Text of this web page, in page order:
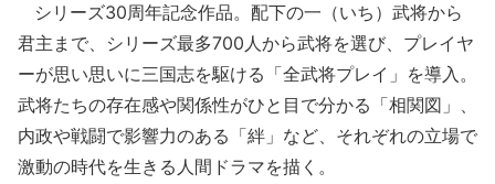
シリーズ30周年記念作品。配下の一（いち）武将から
君主まで、シリーズ最多700人から武将を選び、プレイヤ
ーが思い思いに三国志を駆ける「全武将プレイ」を導入。
武将たちの存在感や関係性がひと目で分かる「相関図」、
内政や戦闘で影響力のある「絆」など、それぞれの立場で
激動の時代を生きる人間ドラマを描く。